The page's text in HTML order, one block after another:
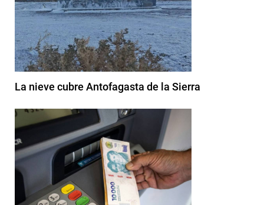
La nieve cubre Antofagasta de la Sierra